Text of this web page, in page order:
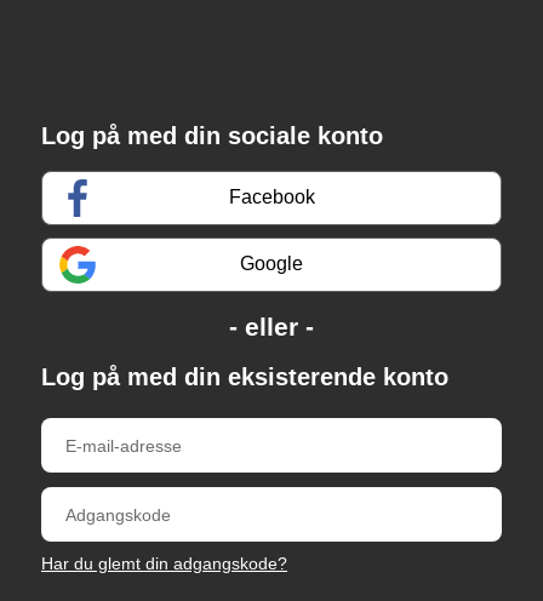
Log på med din sociale konto
Facebook
Google
Log på med din eksisterende konto
Har du glemt din adgangskode?